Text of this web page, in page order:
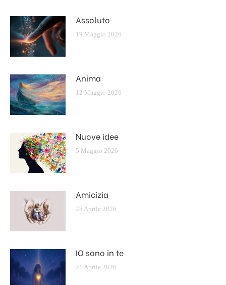
Assoluto
19 Maggio 2026
Anima
12 Maggio 2026
Nuove idee
5 Maggio 2026
Amicizia
28 Aprile 2026
IO sono in te
21 Aprile 2026